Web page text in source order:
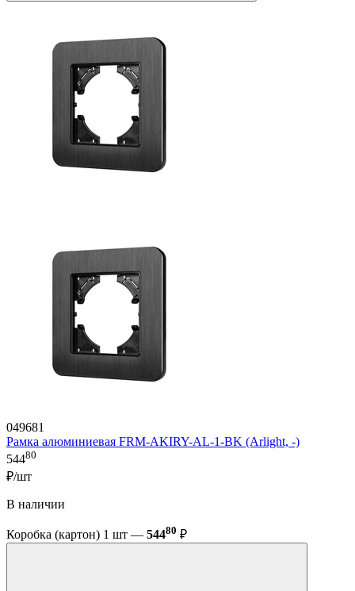
049681
Рамка алюминиевая FRM-AKIRY-AL-1-BK (Arlight, -)
54480
₽/шт
В наличии
Коробка (картон) 1 шт — 54480 ₽